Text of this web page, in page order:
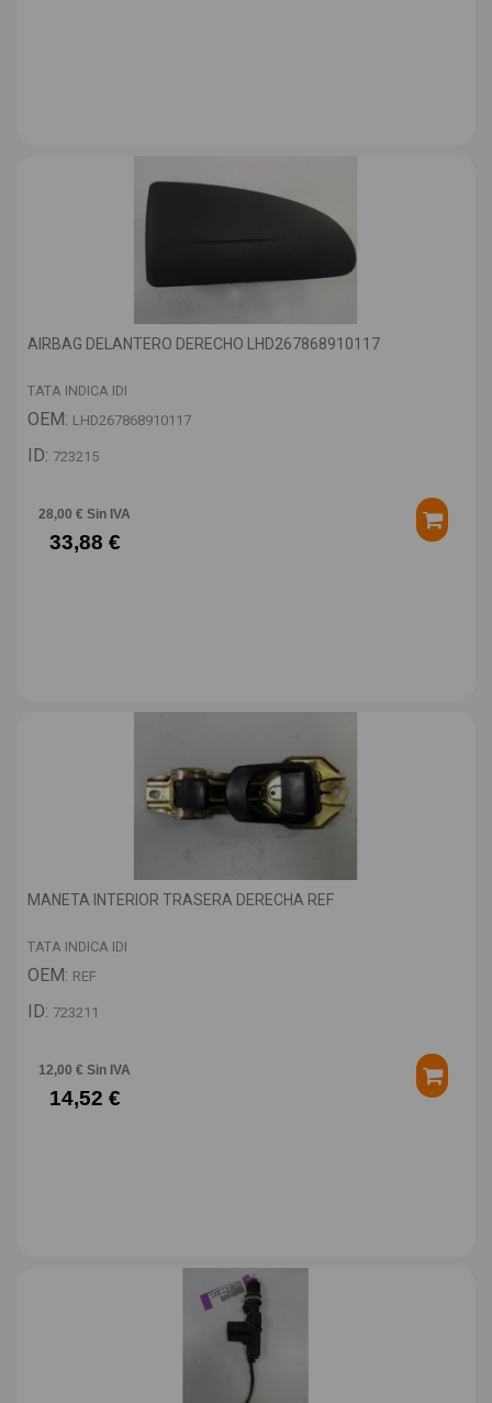
AIRBAG DELANTERO DERECHO LHD267868910117
TATA INDICA IDI
OEM: LHD267868910117
ID: 723215
28,00 € Sin IVA
33,88 €
MANETA INTERIOR TRASERA DERECHA REF
TATA INDICA IDI
OEM: REF
ID: 723211
12,00 € Sin IVA
14,52 €